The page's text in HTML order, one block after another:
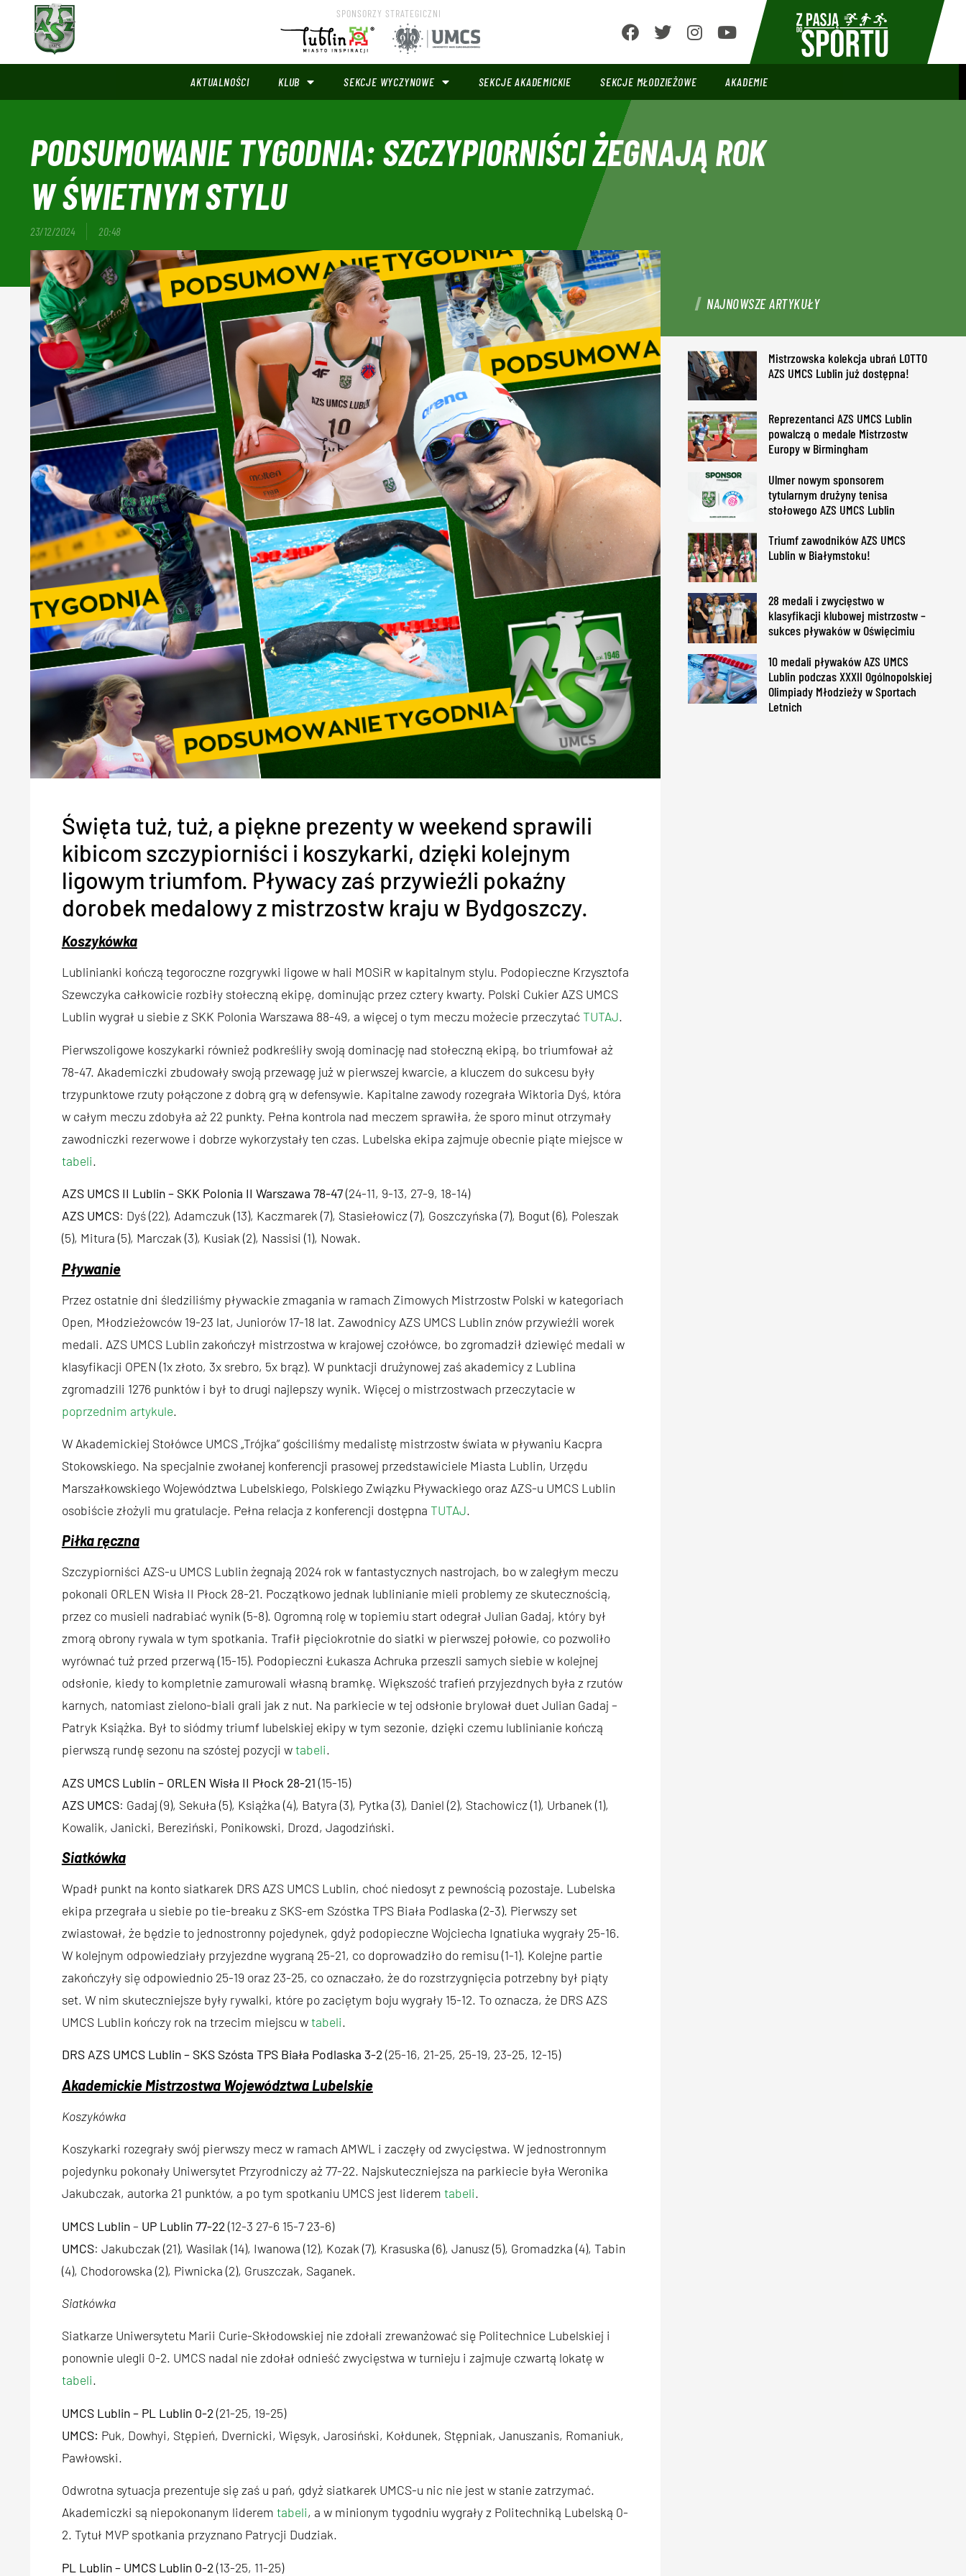
SPONSORZY STRATEGICZNI
AKTUALNOŚCI KLUB SEKCJE WYCZYNOWE SEKCJE AKADEMICKIE SEKCJE MŁODZIEŻOWE AKADEMIE
PODSUMOWANIE TYGODNIA: SZCZYPIORNIŚCI ŻEGNAJĄ ROK
W ŚWIETNYM STYLU
23/12/2024 20:48
Święta tuż, tuż, a piękne prezenty w weekend sprawili
kibicom szczypiorniści i koszykarki, dzięki kolejnym
ligowym triumfom. Pływacy zaś przywieźli pokaźny
dorobek medalowy z mistrzostw kraju w Bydgoszczy.
Koszykówka
Lublinianki kończą tegoroczne rozgrywki ligowe w hali MOSiR w kapitalnym stylu. Podopieczne Krzysztofa
Szewczyka całkowicie rozbiły stołeczną ekipę, dominując przez cztery kwarty. Polski Cukier AZS UMCS
Lublin wygrał u siebie z SKK Polonia Warszawa 88-49, a więcej o tym meczu możecie przeczytać TUTAJ.
Pierwszoligowe koszykarki również podkreśliły swoją dominację nad stołeczną ekipą, bo triumfował aż
78-47. Akademiczki zbudowały swoją przewagę już w pierwszej kwarcie, a kluczem do sukcesu były
trzypunktowe rzuty połączone z dobrą grą w defensywie. Kapitalne zawody rozegrała Wiktoria Dyś, która
w całym meczu zdobyła aż 22 punkty. Pełna kontrola nad meczem sprawiła, że sporo minut otrzymały
zawodniczki rezerwowe i dobrze wykorzystały ten czas. Lubelska ekipa zajmuje obecnie piąte miejsce w
tabeli.
AZS UMCS II Lublin – SKK Polonia II Warszawa 78-47(24-11, 9-13, 27-9, 18-14)
AZS UMCS: Dyś (22), Adamczuk (13), Kaczmarek (7), Stasiełowicz (7), Goszczyńska (7), Bogut (6), Poleszak
(5), Mitura (5), Marczak (3), Kusiak (2), Nassisi (1), Nowak.
Pływanie
Przez ostatnie dni śledziliśmy pływackie zmagania w ramach Zimowych Mistrzostw Polski w kategoriach
Open, Młodzieżowców 19-23 lat, Juniorów 17-18 lat. Zawodnicy AZS UMCS Lublin znów przywieźli worek
medali. AZS UMCS Lublin zakończył mistrzostwa w krajowej czołówce, bo zgromadził dziewięć medali w
klasyfikacji OPEN (1x złoto, 3x srebro, 5x brąz). W punktacji drużynowej zaś akademicy z Lublina
zgromadzili 1276 punktów i był to drugi najlepszy wynik. Więcej o mistrzostwach przeczytacie w
poprzednim artykule.
W Akademickiej Stołówce UMCS „Trójka” gościliśmy medalistę mistrzostw świata w pływaniu Kacpra
Stokowskiego. Na specjalnie zwołanej konferencji prasowej przedstawiciele Miasta Lublin, Urzędu
Marszałkowskiego Województwa Lubelskiego, Polskiego Związku Pływackiego oraz AZS-u UMCS Lublin
osobiście złożyli mu gratulacje. Pełna relacja z konferencji dostępna TUTAJ.
Piłka ręczna
Szczypiorniści AZS-u UMCS Lublin żegnają 2024 rok w fantastycznych nastrojach, bo w zaległym meczu
pokonali ORLEN Wisła II Płock 28-21. Początkowo jednak lublinianie mieli problemy ze skutecznością,
przez co musieli nadrabiać wynik (5-8). Ogromną rolę w topiemiu start odegrał Julian Gadaj, który był
zmorą obrony rywala w tym spotkania. Trafił pięciokrotnie do siatki w pierwszej połowie, co pozwoliło
wyrównać tuż przed przerwą (15-15). Podopieczni Łukasza Achruka przeszli samych siebie w kolejnej
odsłonie, kiedy to kompletnie zamurowali własną bramkę. Większość trafień przyjezdnych była z rzutów
karnych, natomiast zielono-biali grali jak z nut. Na parkiecie w tej odsłonie brylował duet Julian Gadaj –
Patryk Książka. Był to siódmy triumf lubelskiej ekipy w tym sezonie, dzięki czemu lublinianie kończą
pierwszą rundę sezonu na szóstej pozycji wtabeli.
AZS UMCS Lublin – ORLEN Wisła II Płock 28-21(15-15)
AZS UMCS: Gadaj (9), Sekuła (5), Książka (4), Batyra (3), Pytka (3), Daniel (2), Stachowicz (1), Urbanek (1),
Kowalik, Janicki, Bereziński, Ponikowski, Drozd, Jagodziński.
Siatkówka
Wpadł punkt na konto siatkarek DRS AZS UMCS Lublin, choć niedosyt z pewnością pozostaje. Lubelska
ekipa przegrała u siebie po tie-breaku z SKS-em Szóstka TPS Biała Podlaska (2-3). Pierwszy set
zwiastował, że będzie to jednostronny pojedynek, gdyż podopieczne Wojciecha Ignatiuka wygrały 25-16.
W kolejnym odpowiedziały przyjezdne wygraną 25-21, co doprowadziło do remisu (1-1). Kolejne partie
zakończyły się odpowiednio 25-19 oraz 23-25, co oznaczało, że do rozstrzygnięcia potrzebny był piąty
set. W nim skuteczniejsze były rywalki, które po zaciętym boju wygrały 15-12. To oznacza, że DRS AZS
UMCS Lublin kończy rok na trzecim miejscu wtabeli.
DRS AZS UMCS Lublin – SKS Szósta TPS Biała Podlaska 3-2(25-16, 21-25, 25-19, 23-25, 12-15)
Akademickie Mistrzostwa Województwa Lubelskie
Koszykówka
Koszykarki rozegrały swój pierwszy mecz w ramach AMWL i zaczęły od zwycięstwa. W jednostronnym
pojedynku pokonały Uniwersytet Przyrodniczy aż 77-22. Najskuteczniejsza na parkiecie była Weronika
Jakubczak, autorka 21 punktów, a po tym spotkaniu UMCS jest liderem tabeli.
UMCS Lublin– UP Lublin77-22(12-3 27-6 15-7 23-6)
UMCS: Jakubczak (21), Wasilak (14), Iwanowa (12), Kozak (7), Krasuska (6), Janusz (5), Gromadzka (4), Tabin
(4), Chodorowska (2), Piwnicka (2), Gruszczak, Saganek.
Siatkówka
Siatkarze Uniwersytetu Marii Curie-Skłodowskiej nie zdołali zrewanżować się Politechnice Lubelskiej i
ponownie ulegli 0-2. UMCS nadal nie zdołał odnieść zwycięstwa w turnieju i zajmuje czwartą lokatę w
tabeli.
UMCS Lublin – PL Lublin 0-2(21-25, 19-25)
UMCS: Puk, Dowhyi, Stępień, Dvernicki, Więsyk, Jarosiński, Kołdunek, Stępniak, Januszanis, Romaniuk,
Pawłowski.
Odwrotna sytuacja prezentuje się zaś u pań, gdyż siatkarek UMCS-u nic nie jest w stanie zatrzymać.
Akademiczki są niepokonanym liderem tabeli, a w minionym tygodniu wygrały z Politechniką Lubelską 0-
2. Tytuł MVP spotkania przyznano Patrycji Dudziak.
PL Lublin – UMCS Lublin 0-2(13-25, 11-25)
NAJNOWSZE ARTYKUŁY
Mistrzowska kolekcja ubrań LOTTO
AZS UMCS Lublin już dostępna!
Reprezentanci AZS UMCS Lublin
powalczą o medale Mistrzostw
Europy w Birmingham
Ulmer nowym sponsorem
tytularnym drużyny tenisa
stołowego AZS UMCS Lublin
Triumf zawodników AZS UMCS
Lublin w Białymstoku!
28 medali i zwycięstwo w
klasyfikacji klubowej mistrzostw –
sukces pływaków w Oświęcimiu
10 medali pływaków AZS UMCS
Lublin podczas XXXII Ogólnopolskiej
Olimpiady Młodzieży w Sportach
Letnich